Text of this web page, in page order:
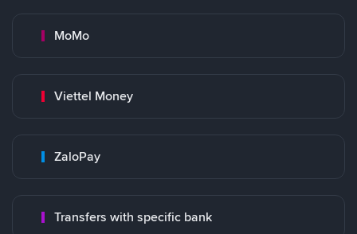
MoMo
Viettel Money
ZaloPay
Transfers with specific bank